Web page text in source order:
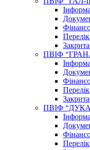
ПВІФ
ПВІФ